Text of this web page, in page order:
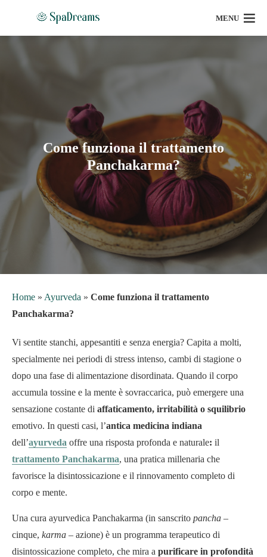
MENU
Come funziona il trattamento
Panchakarma?
Home » Ayurveda » Come funziona il trattamento
Panchakarma?
Vi sentite stanchi, appesantiti e senza energia? Capita a molti,
specialmente nei periodi di stress intenso, cambi di stagione o
dopo una fase di alimentazione disordinata. Quando il corpo
accumula tossine e la mente è sovraccarica, può emergere una
sensazione costante di affaticamento, irritabilità o squilibrio
emotivo. In questi casi, l’antica medicina indiana
dell’ayurveda offre una risposta profonda e naturale: il
trattamento Panchakarma, una pratica millenaria che
favorisce la disintossicazione e il rinnovamento completo di
corpo e mente.
Una cura ayurvedica Panchakarma (in sanscrito pancha –
cinque, karma – azione) è un programma terapeutico di
disintossicazione completo, che mira a purificare in profondità